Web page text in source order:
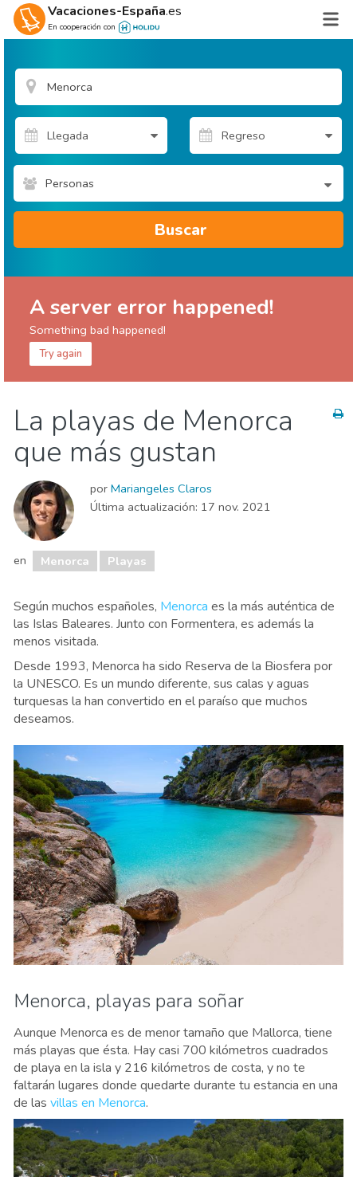
Vacaciones-España.es
En cooperación con
Personas
Buscar
A server error happened!
Something bad happened!
Try again
Dónde quedarse
Playas
La playas de Menorca
que más gustan
por Mariangeles Claros
Última actualización: 17 nov. 2021
en Menorca Playas
Según muchos españoles, Menorca es la más auténtica de
las Islas Baleares. Junto con Formentera, es además la
menos visitada.
Desde 1993, Menorca ha sido Reserva de la Biosfera por
la UNESCO. Es un mundo diferente, sus calas y aguas
turquesas la han convertido en el paraíso que muchos
deseamos.
Menorca, playas para soñar
Aunque Menorca es de menor tamaño que Mallorca, tiene
más playas que ésta. Hay casi 700 kilómetros cuadrados
de playa en la isla y 216 kilómetros de costa, y no te
faltarán lugares donde quedarte durante tu estancia en una
de las villas en Menorca.